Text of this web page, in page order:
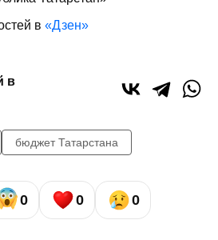
в «Дзен»
в
бюджет Татарстана
0 0 0